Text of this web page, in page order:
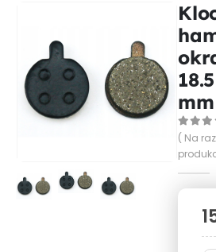
18.5
mm
0out
( Na